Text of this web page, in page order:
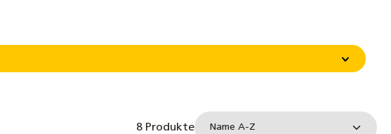
8 Produkte